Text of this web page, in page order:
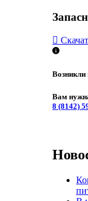
Возникли
Вам
8 (8142)